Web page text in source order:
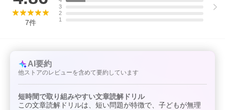
7件
3
2
1
AI要約
他ストアのレビューを含めて要約しています
短時間で取り組みやすい文章読解ドリル
この文章読解ドリルは、短い問題が特徴で、子どもが無理